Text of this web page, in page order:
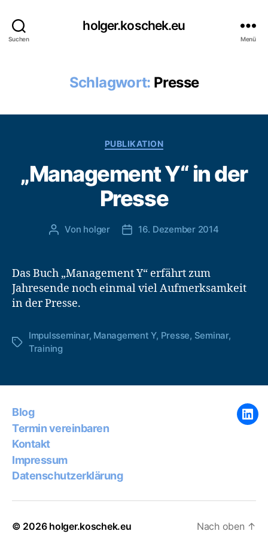
Suchen
holger.koschek.eu
Menü
Schlagwort: Presse
Kategorien
PUBLIKATION
„Management Y“ in der
Presse
Beitragsautor
Von holger Veröffentlichungsdatum
16. Dezember 2014
Das Buch „Management Y“ erfährt zum
Jahresende noch einmal viel Aufmerksamkeit
in der Presse.
Schlagwörter
Impulsseminar, Management Y, Presse, Seminar,
Training
Blog
Termin vereinbaren
Kontakt
Impressum
Datenschutzerklärung
© 2026 holger.koschek.eu Nach oben ↑